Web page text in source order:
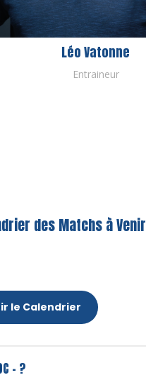
Léo Vatonne
Entraineur
des Matchs à Venir
le Calendrier
- ?